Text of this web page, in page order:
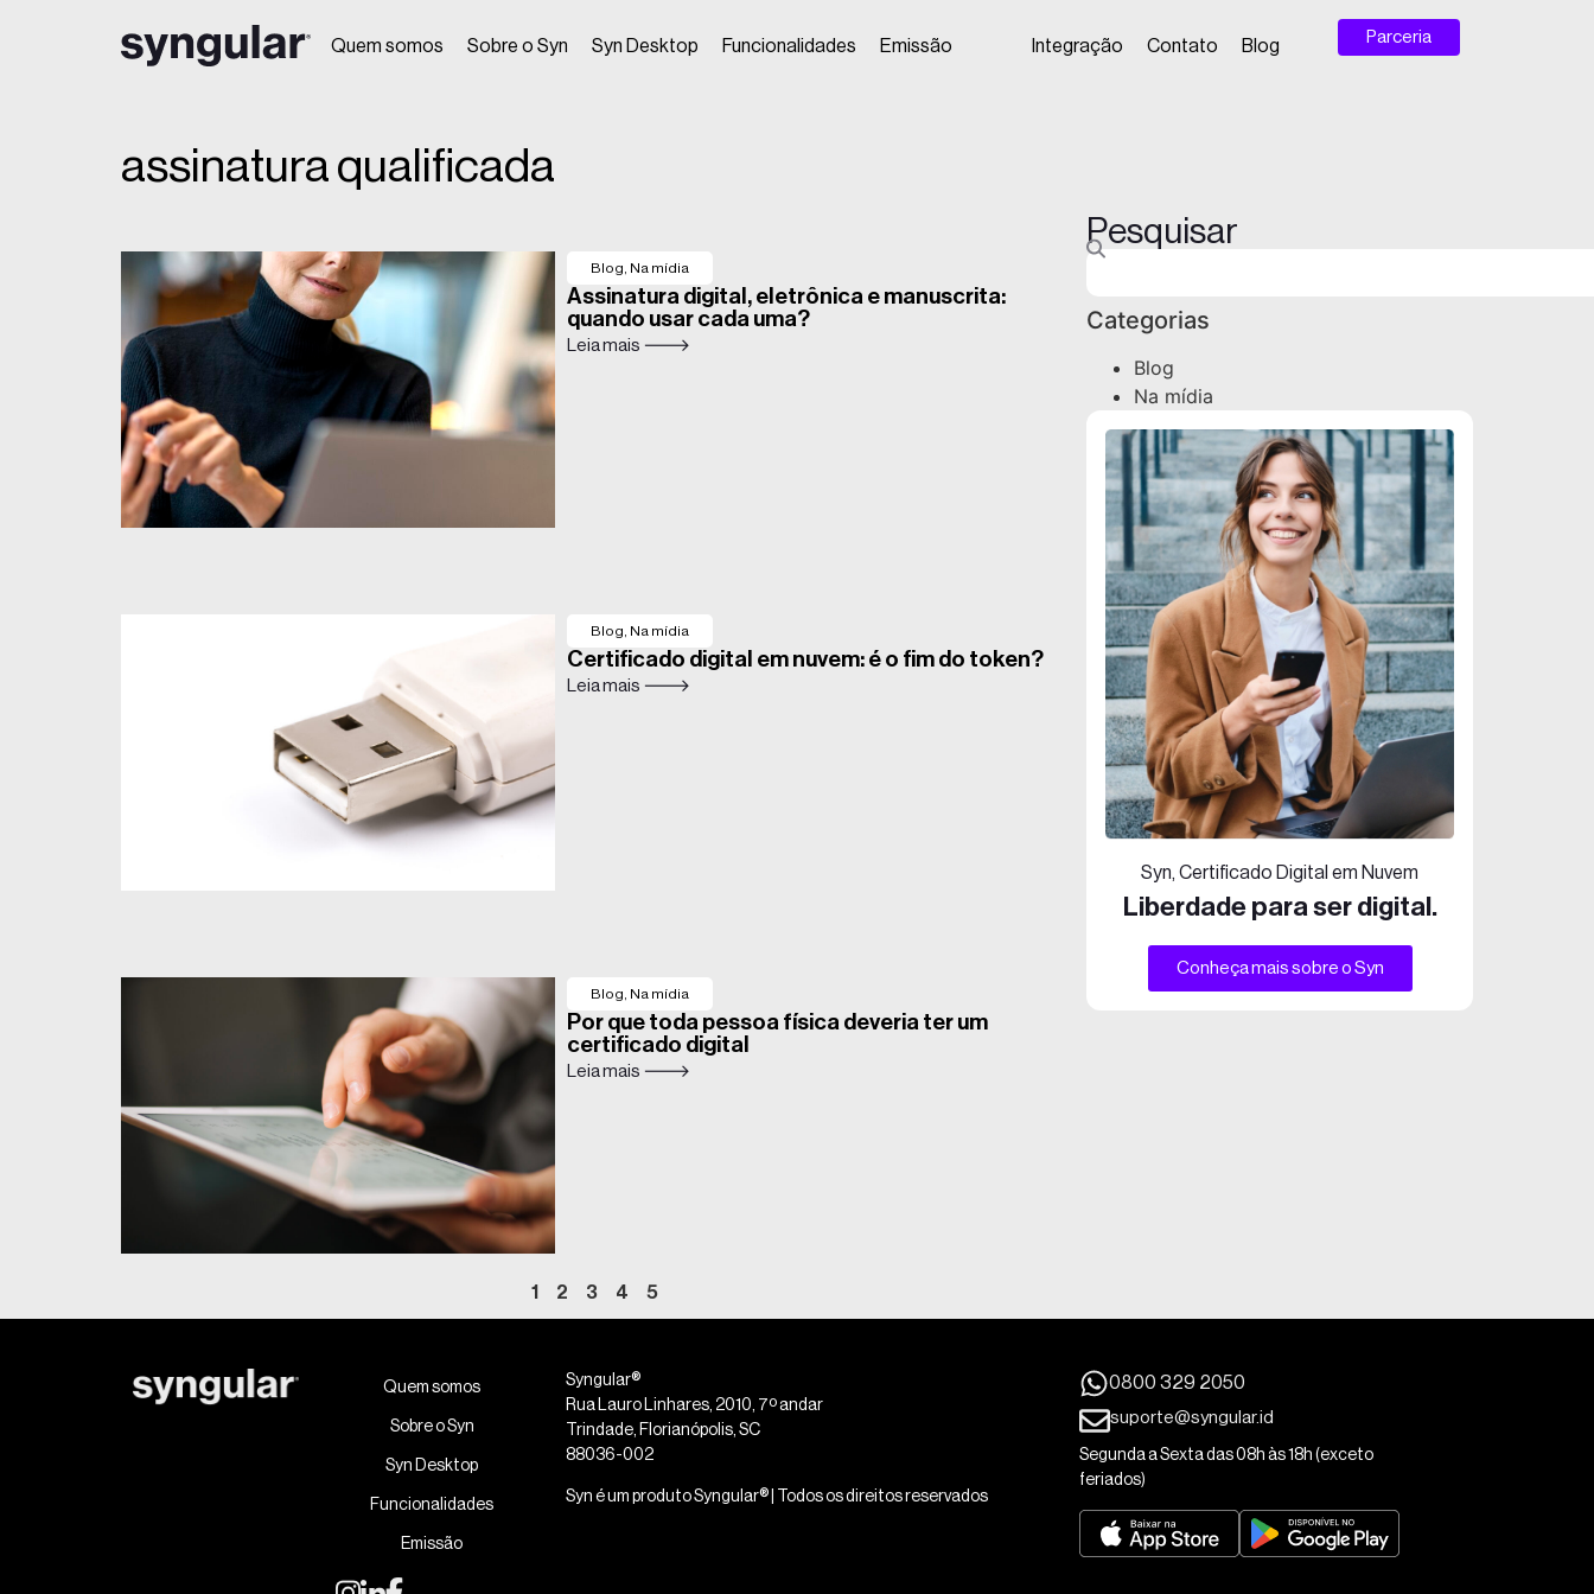
Quem somos Sobre o Syn Syn Desktop Funcionalidades Emissão Integração Contato Blog Parceria
assinatura qualificada
Blog Na mídia
Assinatura digital, eletrônica e manuscrita:
quando usar cada uma?
Leia mais 🡒
Blog Na mídia
Certificado digital em nuvem: é o fim do token?
Leia mais 🡒
Blog Na mídia
Por que toda pessoa física deveria ter um
certificado digital
Leia mais 🡒
1 2 3 4 5
Pesquisar
Categorias
Blog
Na mídia
Syn, Certificado Digital em Nuvem
Liberdade para ser digital.
Conheça mais sobre o Syn
Quem somos
Sobre o Syn
Syn Desktop
Funcionalidades
Emissão
Syngular®
Rua Lauro Linhares, 2010, 7º andar
Trindade, Florianópolis, SC
88036-002
Syn é um produto Syngular® | Todos os direitos reservados
0800 329 2050
suporte@syngular.id
Segunda a Sexta das 08h às 18h (exceto
feriados)